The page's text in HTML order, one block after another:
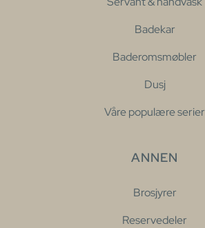
Badekar
Baderomsmøbler
Dusj
Våre populære serier
ANNEN
Brosjyrer
Reservedeler